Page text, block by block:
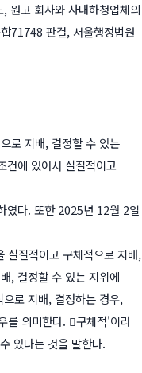
원고 회사와 사내하청업체의
71748 판결, 서울행정법원
로 지배, 결정할 수 있는
건에 있어서 실질적이고
였다. 또한 2025년 12월 2일
실질적이고 구체적으로 지배,
, 결정할 수 있는 지위에
으로 지배, 결정하는 경우,
를 의미한다. 󰡐구체적'이라
있다는 것을 말한다.